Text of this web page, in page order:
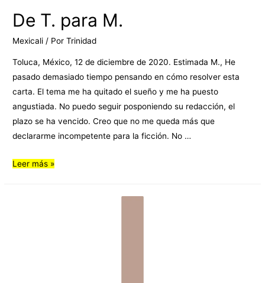
De T. para M.
Mexicali / PorTrinidad
Toluca, México, 12 de diciembre de 2020. Estimada M., He
pasado demasiado tiempo pensando en cómo resolver esta
carta. El tema me ha quitado el sueño y me ha puesto
angustiada. No puedo seguir posponiendo su redacción, el
plazo se ha vencido. Creo que no me queda más que
declararme incompetente para la ficción. No …
Leer más »